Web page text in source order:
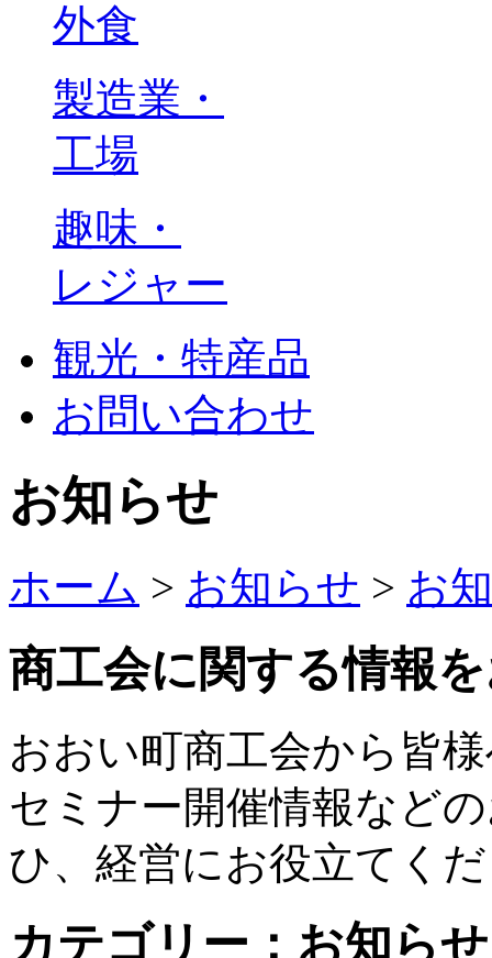
外食
製造業・
工場
趣味・
レジャー
観光・特産品
お問い合わせ
お知らせ
ホーム > お知らせ > お
商工会に関する情報を
おおい町商工会から皆
セミナー開催情報など
ひ、経営にお役立てく
カテゴリー：お知らせ